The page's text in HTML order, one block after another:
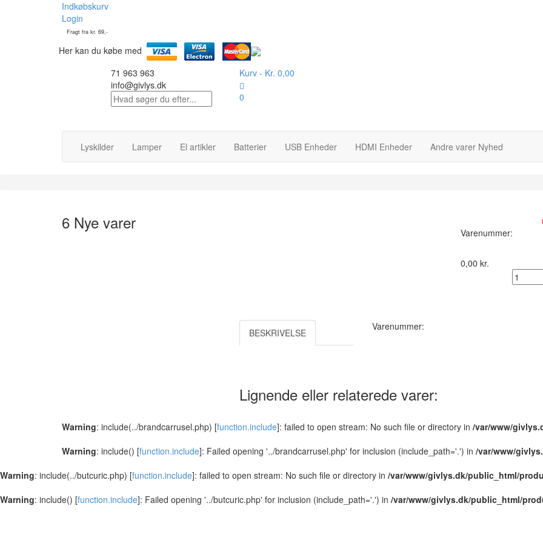
Indkøbskurv
Login
Fragt fra kr. 69,-
Her kan du købe med
71 963 963
info@givlys.dk
Kurv - Kr. 0,00
0
Lyskilder Lamper El artikler Batterier USB Enheder HDMI Enheder Andre varer Nyhed
6 Nye varer Varenummer:
0,00 kr.
BESKRIVELSE
Varenummer:
Lignende eller relaterede varer:
Warning: include(../brandcarrusel.php) [function.include]: failed to open stream: No such file or directory in /var/www/
Warning: include() [function.include]: Failed opening '../brandcarrusel.php' for inclusion (include_path='.') in /var/www/
Warning: include(../butcuric.php) [function.include]: failed to open stream: No such file or directory in /var/www/givlys.dk/public_html/
Warning: include() [function.include]: Failed opening '../butcuric.php' for inclusion (include_path='.') in /var/www/givlys.dk/public_html/